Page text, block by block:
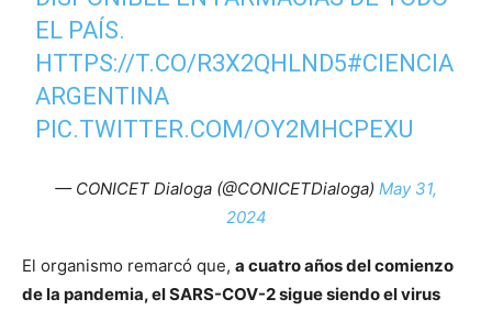
EL PAÍS.
HTTPS://T.CO/R3X2QHLND5#CIENCIA
ARGENTINA
PIC.TWITTER.COM/OY2MHCPEXU
— CONICET Dialoga (@CONICETDialoga) May 31,
2024
El organismo remarcó que, a cuatro años del comienzo
de la pandemia, el SARS-COV-2 sigue siendo el virus